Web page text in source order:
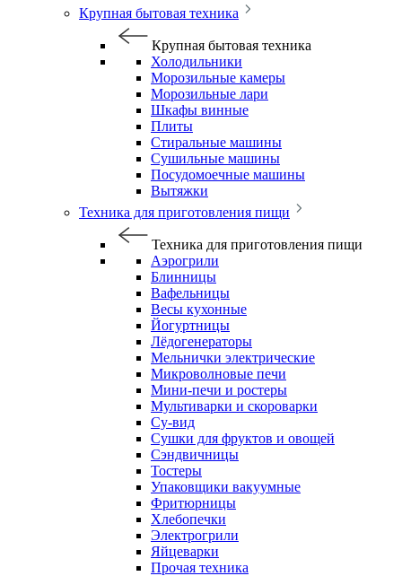
Крупная бытовая техника
Крупная бытовая техника
Холодильники
Морозильные камеры
Морозильные лари
Шкафы винные
Плиты
Стиральные машины
Сушильные машины
Посудомоечные машины
Вытяжки
Техника для приготовления пищи
Техника для приготовления пищи
Аэрогрили
Блинницы
Вафельницы
Весы кухонные
Йогуртницы
Лёдогенераторы
Мельнички электрические
Микроволновые печи
Мини-печи и ростеры
Мультиварки и скороварки
Су-вид
Сушки для фруктов и овощей
Сэндвичницы
Тостеры
Упаковщики вакуумные
Фритюрницы
Хлебопечки
Электрогрили
Яйцеварки
Прочая техника